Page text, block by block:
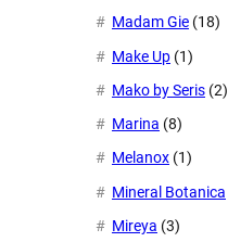
Madam Gie (18)
Make Up (1)
Mako by Seris (2)
Marina (8)
Melanox (1)
Mineral Botanica
Mireya (3)